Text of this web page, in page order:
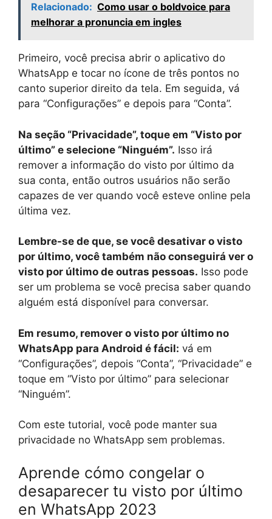
Relacionado: Como usar o boldvoice para
melhorar a pronuncia em ingles
Primeiro, você precisa abrir o aplicativo do
WhatsApp e tocar no ícone de três pontos no
canto superior direito da tela. Em seguida, vá
para “Configurações” e depois para “Conta”.
Na seção “Privacidade”, toque em “Visto por
último” e selecione “Ninguém”. Isso irá
remover a informação do visto por último da
sua conta, então outros usuários não serão
capazes de ver quando você esteve online pela
última vez.
Lembre-se de que, se você desativar o visto
por último, você também não conseguirá ver o
visto por último de outras pessoas. Isso pode
ser um problema se você precisa saber quando
alguém está disponível para conversar.
Em resumo, remover o visto por último no
WhatsApp para Android é fácil: vá em
“Configurações”, depois “Conta”, “Privacidade” e
toque em “Visto por último” para selecionar
“Ninguém”.
Com este tutorial, você pode manter sua
privacidade no WhatsApp sem problemas.
Aprende cómo congelar o
desaparecer tu visto por último
en WhatsApp 2023